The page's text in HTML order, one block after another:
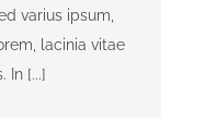
varius ipsum,
lacinia vitae
In [...]